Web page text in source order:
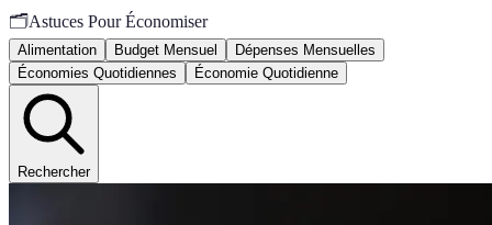
🗂️Astuces Pour Économiser
Alimentation Budget Mensuel
Dépenses Mensuelles
Économies Quotidiennes
Économie Quotidienne
Rechercher